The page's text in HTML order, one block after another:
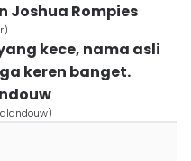
Joshua Rompies
kece, nama asli
keren banget.